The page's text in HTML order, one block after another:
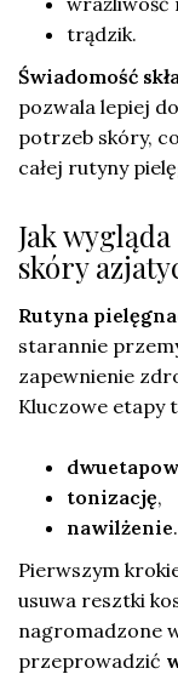
trądzik.
Świadomość
pozwala lepiej
potrzeb skóry,
całej rutyny
Jak
skóry
Rutyna
starannie
zapewnienie
Kluczowe etapy
tonizację,
nawilżenie.
Pierwszym
usuwa resztki
nagromadzone
przeprowadzić